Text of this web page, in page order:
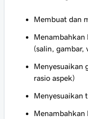
Membuat dan
Menambahkan
(salin, gambar,
Menyesuaikan
rasio aspek)
Menyesuaikan
Menambahkan